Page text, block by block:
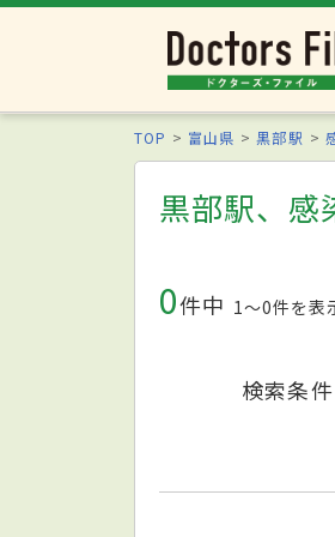
TOP 富山県 黒部駅
黒部駅、感
0件中 1〜0件を表
検索条